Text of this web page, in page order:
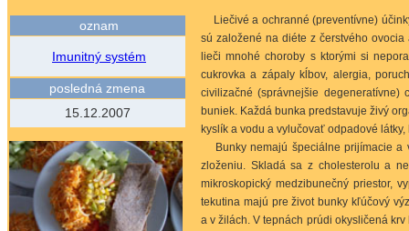
oznam
Imunitný systém
posledná zmena
15.12.2007
Liečivé a ochranné (preventívne)
sú založené na diéte z čerstvého
lieči mnohé choroby s ktorými si
cukrovka a zápaly kĺbov, alergia,
civilizačné (správnejšie degeneratívne)
buniek. Každá bunka predstavuje živý
kyslík a vodu a vylučovať odpadové
Bunky nemajú špeciálne prijímacie
zloženiu. Skladá sa z cholesterolu a
mikroskopický medzibunečný priestor,
tekutina majú pre život bunky kľúčový
a v žilách. V tepnách prúdi okysličená